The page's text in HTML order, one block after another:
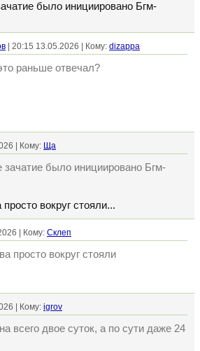
было инициировано Бгм-
| 20:15 13.05.2026 | Кому: dizappa
раньше отвечал?
| Кому: Ща
было инициировано Бгм-
вокруг стояли...
| Кому: Склеп
просто вокруг стояли
| Кому: igrov
всего двое суток, а по сути даже 24